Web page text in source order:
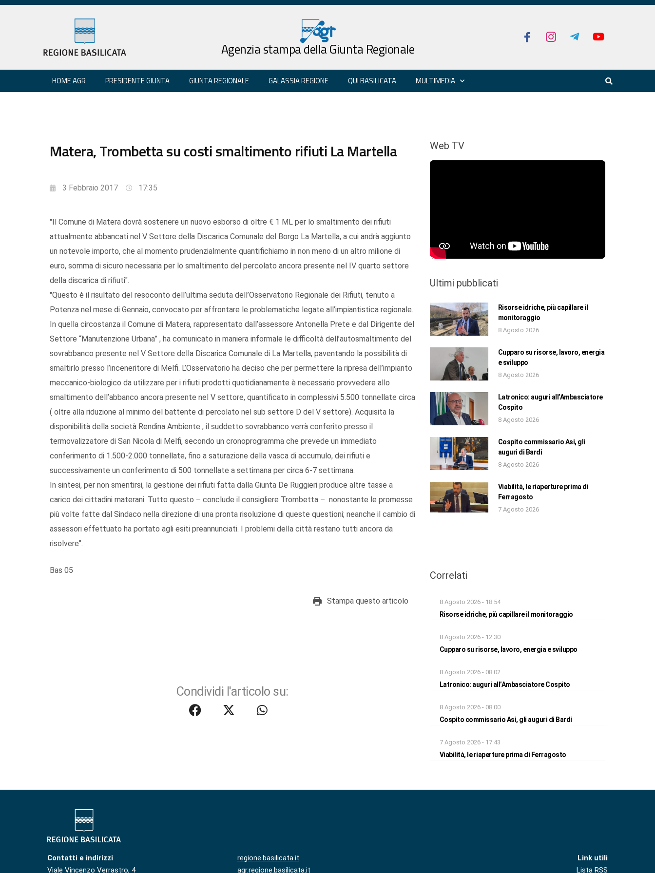
Agenzia stampa della Giunta Regionale
HOME AGR PRESIDENTE GIUNTA GIUNTA REGIONALE GALASSIA REGIONE QUI BASILICATA MULTIMEDIA
Matera, Trombetta su costi smaltimento rifiuti La Martella
3 Febbraio 2017 17:35
"Il Comune di Matera dovrà sostenere un nuovo esborso di oltre € 1 ML per lo smaltimento dei rifiuti
attualmente abbancati nel V Settore della Discarica Comunale del Borgo La Martella, a cui andrà aggiunto
un notevole importo, che al momento prudenzialmente quantifichiamo in non meno di un altro milione di
euro, somma di sicuro necessaria per lo smaltimento del percolato ancora presente nel IV quarto settore
della discarica di rifiuti".
"Questo è il risultato del resoconto dell’ultima seduta dell’Osservatorio Regionale dei Rifiuti, tenuto a
Potenza nel mese di Gennaio, convocato per affrontare le problematiche legate all’impiantistica regionale.
In quella circostanza il Comune di Matera, rappresentato dall’assessore Antonella Prete e dal Dirigente del
Settore “Manutenzione Urbana” , ha comunicato in maniera informale le difficoltà dell’autosmaltimento del
sovrabbanco presente nel V Settore della Discarica Comunale di La Martella, paventando la possibilità di
smaltirlo presso l’inceneritore di Melfi. L’Osservatorio ha deciso che per permettere la ripresa dell’impianto
meccanico-biologico da utilizzare per i rifiuti prodotti quotidianamente è necessario provvedere allo
smaltimento dell’abbanco ancora presente nel V settore, quantificato in complessivi 5.500 tonnellate circa
( oltre alla riduzione al minimo del battente di percolato nel sub settore D del V settore). Acquisita la
disponibilità della società Rendina Ambiente , il suddetto sovrabbanco verrà conferito presso il
termovalizzatore di San Nicola di Melfi, secondo un cronoprogramma che prevede un immediato
conferimento di 1.500-2.000 tonnellate, fino a saturazione della vasca di accumulo, dei rifiuti e
successivamente un conferimento di 500 tonnellate a settimana per circa 6-7 settimana.
In sintesi, per non smentirsi, la gestione dei rifiuti fatta dalla Giunta De Ruggieri produce altre tasse a
carico dei cittadini materani. Tutto questo – conclude il consigliere Trombetta – nonostante le promesse
più volte fatte dal Sindaco nella direzione di una pronta risoluzione di queste questioni; neanche il cambio di
assessori effettuato ha portato agli esiti preannunciati. I problemi della città restano tutti ancora da
risolvere".
Bas 05
Stampa questo articolo
Condividi l'articolo su:
Web TV
Ultimi pubblicati
Risorse idriche, più capillare il
monitoraggio
8 Agosto 2026
Cupparo su risorse, lavoro, energia
e sviluppo
8 Agosto 2026
Latronico: auguri all’Ambasciatore
Cospito
8 Agosto 2026
Cospito commissario Asi, gli
auguri di Bardi
8 Agosto 2026
Viabilità, le riaperture prima di
Ferragosto
7 Agosto 2026
Correlati
8 Agosto 2026 - 18:54
Risorse idriche, più capillare il monitoraggio
8 Agosto 2026 - 12:30
Cupparo su risorse, lavoro, energia e sviluppo
8 Agosto 2026 - 08:02
Latronico: auguri all’Ambasciatore Cospito
8 Agosto 2026 - 08:00
Cospito commissario Asi, gli auguri di Bardi
7 Agosto 2026 - 17:43
Viabilità, le riaperture prima di Ferragosto
Contatti e indirizzi
Viale Vincenzo Verrastro, 4
regione.basilicata.it
agr.regione.basilicata.it
Link utili
Lista RSS